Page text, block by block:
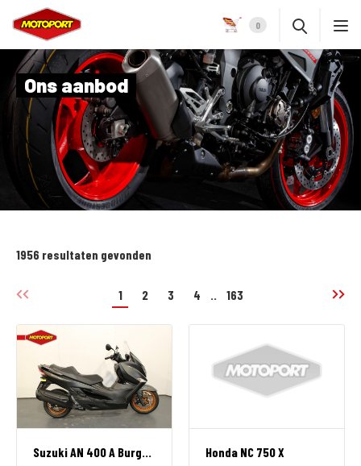
0
Ons aanbod
1956 resultaten gevonden
1 2 3 4 .. 163
SuzukiAN 400 A Burgman
Honda NC 750 X